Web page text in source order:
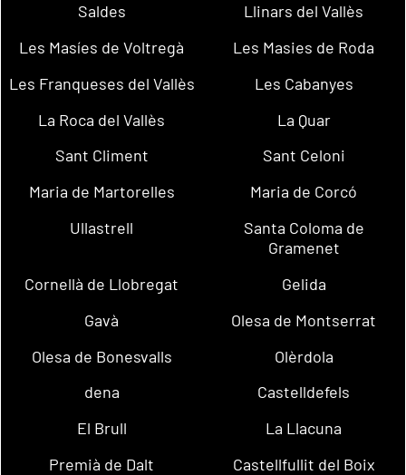
Saldes
Llinars del Vallès
Les Masíes de Voltregà
Les Masies de Roda
Les Franqueses del Vallès
Les Cabanyes
La Roca del Vallès
La Quar
Sant Climent
Sant Celoni
Maria de Martorelles
Maria de Corcó
Ullastrell
Santa Coloma de
Gramenet
Cornellà de Llobregat
Gelida
Gavà
Olesa de Montserrat
Olesa de Bonesvalls
Olèrdola
dena
Castelldefels
El Brull
La Llacuna
Premià de Dalt
Castellfullit del Boix